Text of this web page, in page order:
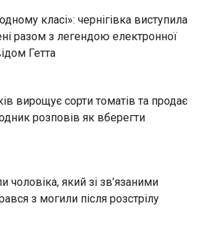
класі»: чернігівка виступила
разом з легендою електронної
Гетта
вирощує сорти томатів та продає
розповів як вберегти
чоловіка, який зі зв’язаними
з могили після розстрілу